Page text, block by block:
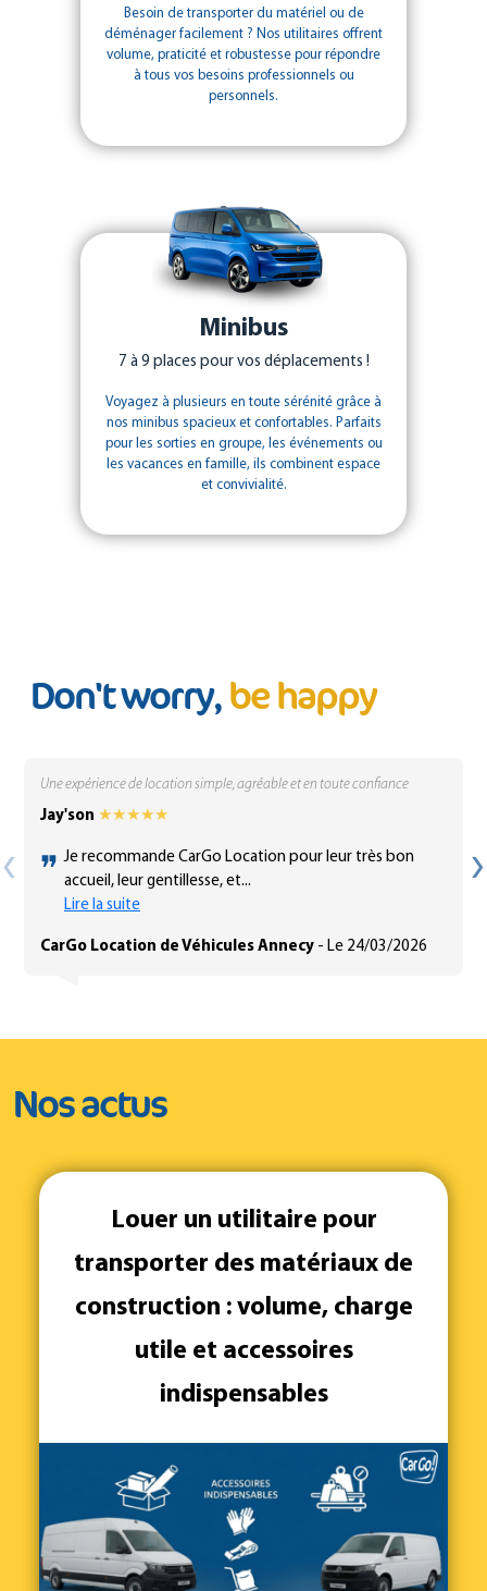
Besoin de transporter du matériel ou de
déménager facilement ? Nos utilitaires offrent
volume, praticité et robustesse pour répondre
à tous vos besoins professionnels ou
personnels.
Minibus
7 à 9 places pour vos déplacements !
Voyagez à plusieurs en toute sérénité grâce à
nos minibus spacieux et confortables. Parfaits
pour les sorties en groupe, les événements ou
les vacances en famille, ils combinent espace
et convivialité.
Don't worry,be happy
‹
Une expérience de location simple, agréable et en toute confiance
Jay'son ★★★★★
❝ Je recommande CarGo Location pour leur très bon
accueil, leur gentillesse, et...
Lire la suite
CarGo Location de Véhicules Annecy - Le 24/03/2026
›
Nos actus
Louer un utilitaire pour
transporter des matériaux de
construction : volume, charge
utile et accessoires
indispensables